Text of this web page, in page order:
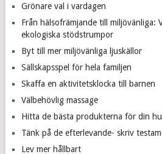
Grönare val i vardagen
Från hälsofrämjande till miljövänliga:
ekologiska stödstrumpor
Byt till mer miljövänliga ljuskällor
Sällskapsspel för hela familjen
Skaffa en aktivitetsklocka till barnen
Välbehövlig massage
Hitta de bästa produkterna för din
Tänk på de efterlevande- skriv
Lev mer hållbart